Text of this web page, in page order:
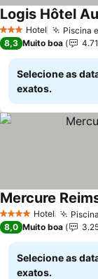
3 EstrelasHotel Piscina
Logis Hôtel
8,3 Muito boa
Selecione as
exatos.
4 EstrelasHotel
Mercure
8,0 Muito boa
Selecione as
exatos.